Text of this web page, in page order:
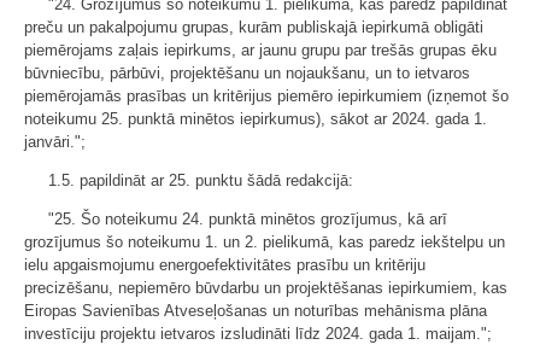
"24. Grozījumus šo noteikumu 1. pielikumā, kas paredz papildināt
preču un pakalpojumu grupas, kurām publiskajā iepirkumā obligāti
piemērojams zaļais iepirkums, ar jaunu grupu par trešās grupas ēku
būvniecību, pārbūvi, projektēšanu un nojaukšanu, un to ietvaros
piemērojamās prasības un kritērijus piemēro iepirkumiem (izņemot šo
noteikumu 25. punktā minētos iepirkumus), sākot ar 2024. gada 1.
janvāri.";
1.5. papildināt ar 25. punktu šādā redakcijā:
"25. Šo noteikumu 24. punktā minētos grozījumus, kā arī
grozījumus šo noteikumu 1. un 2. pielikumā, kas paredz iekštelpu un
ielu apgaismojumu energoefektivitātes prasību un kritēriju
precizēšanu, nepiemēro būvdarbu un projektēšanas iepirkumiem, kas
Eiropas Savienības Atveseļošanas un noturības mehānisma plāna
investīciju projektu ietvaros izsludināti līdz 2024. gada 1. maijam.";